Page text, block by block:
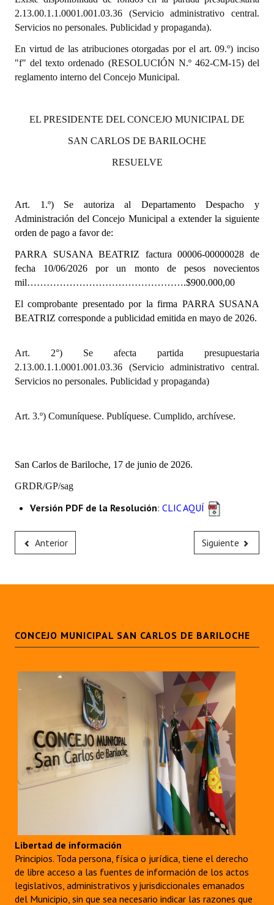
DOCUMENTOS
Informes de Gestión
Proyectos Presentados
Actas de Audiencias Públicas
NORMATIVA
Comunicaciones
Declaraciones
Resoluciones
INSTITUCIONAL
Noticias Destacadas
Datos Históricos
Premio al Mérito - Registro
Mujeres que Dejaron Huellas - Registro
Huéspedes de Honor - Registro
Reconocimientos - Registro
Bariloche, Municipio intercultural
Entrega de distinciones
REFORMA DE LA CARTA ORGÁNICA
2.13.00.1.1.0001.001.03.36 (Servicio administrativo central.
Servicios no personales. Publicidad y propaganda).
En virtud de las atribuciones otorgadas por el art. 09.º) inciso
"f" del texto ordenado (RESOLUCIÓN N.º 462-CM-15) del
reglamento interno del Concejo Municipal.
EL PRESIDENTE DEL CONCEJO MUNICIPAL DE
SAN CARLOS DE BARILOCHE
RESUELVE
Art. 1.º) Se autoriza al Departamento Despacho y
Administración del Concejo Municipal a extender la siguiente
orden de pago a favor de:
PARRA SUSANA BEATRIZ factura 00006-00000028 de
fecha 10/06/2026 por un monto de pesos novecientos
mil………………………………………….$900.000,00
El comprobante presentado por la firma PARRA SUSANA
BEATRIZ corresponde a publicidad emitida en mayo de 2026.
Art. 2°) Se afecta partida presupuestaria
2.13.00.1.1.0001.001.03.36 (Servicio administrativo central.
Servicios no personales. Publicidad y propaganda)
Art. 3.º) Comuníquese. Publíquese. Cumplido, archívese.
San Carlos de Bariloche, 17 de junio de 2026.
GRDR/GP/sag
Versión PDF de la Resolución: CLIC AQUÍ
Anterior Siguiente
CONCEJO MUNICIPAL SAN CARLOS DE BARILOCHE
Libertad de información
Principios. Toda persona, física o jurídica, tiene el derecho
de libre acceso a las fuentes de información de los actos
legislativos, administrativos y jurisdiccionales emanados
del Municipio, sin que sea necesario indicar las razones que